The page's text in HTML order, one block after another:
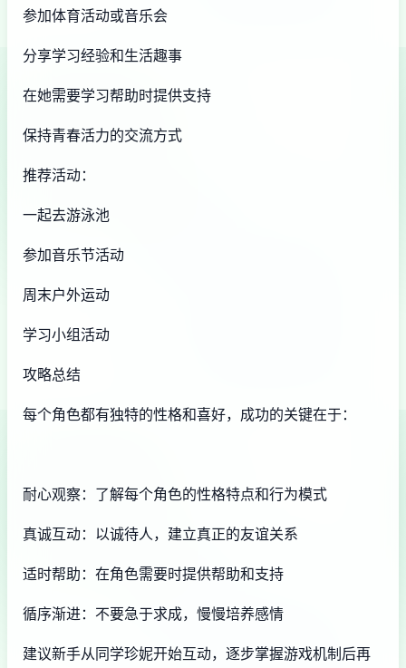
参加体育活动或音乐会
分享学习经验和生活趣事
在她需要学习帮助时提供支持
保持青春活力的交流方式
推荐活动：
一起去游泳池
参加音乐节活动
周末户外运动
学习小组活动
攻略总结
每个角色都有独特的性格和喜好，成功的关键在于：
耐心观察：了解每个角色的性格特点和行为模式
真诚互动：以诚待人，建立真正的友谊关系
适时帮助：在角色需要时提供帮助和支持
循序渐进：不要急于求成，慢慢培养感情
建议新手从同学珍妮开始互动，逐步掌握游戏机制后再